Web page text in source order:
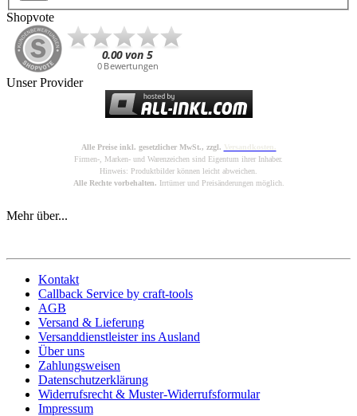
Shopvote
Unser Provider
Alle Preise inkl. gesetzlicher MwSt., zzgl. Versandkosten.
Firmen-, Marken- und Warenzeichen sind Eigentum ihrer Inhaber.
Hinweis: Produktbilder können leicht abweichen.
Alle Rechte vorbehalten. Irrtümer und Preisänderungen möglich.
Mehr über...
Kontakt
Callback Service by craft-tools
AGB
Versand & Lieferung
Versanddienstleister ins Ausland
Über uns
Zahlungsweisen
Datenschutzerklärung
Widerrufsrecht & Muster-Widerrufsformular
Impressum